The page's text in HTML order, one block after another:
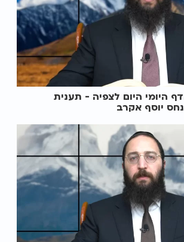
היומי היום לצפיה - תענית
יוסף אקרב